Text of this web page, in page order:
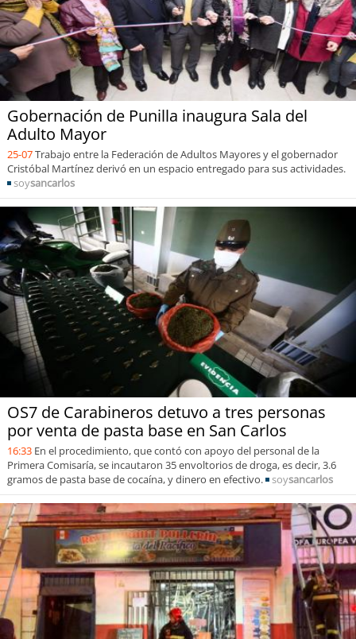
Gobernación de Punilla inaugura Sala del
Adulto Mayor
25-07Trabajo entre la Federación de Adultos Mayores y el gobernador
Cristóbal Martínez derivó en un espacio entregado para sus actividades.
soysancarlos
OS7 de Carabineros detuvo a tres personas
por venta de pasta base en San Carlos
16:33 En el procedimiento, que contó con apoyo del personal de la
Primera Comisaría, se incautaron 35 envoltorios de droga, es decir, 3.6
gramos de pasta base de cocaína, y dinero en efectivo.
soysancarlos